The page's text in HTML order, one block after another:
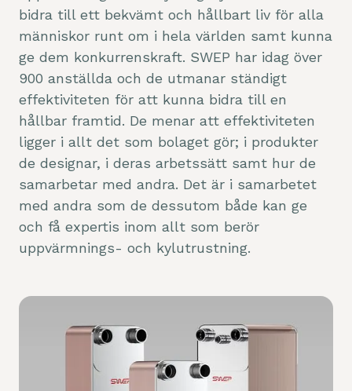
bidra till ett bekvämt och hållbart liv för alla
människor runt om i hela världen samt kunna
ge dem konkurrenskraft. SWEP har idag över
900 anställda och de utmanar ständigt
effektiviteten för att kunna bidra till en
hållbar framtid. De menar att effektiviteten
ligger i allt det som bolaget gör; i produkter
de designar, i deras arbetssätt samt hur de
samarbetar med andra. Det är i samarbetet
med andra som de dessutom både kan ge
och få expertis inom allt som berör
uppvärmnings- och kylutrustning.